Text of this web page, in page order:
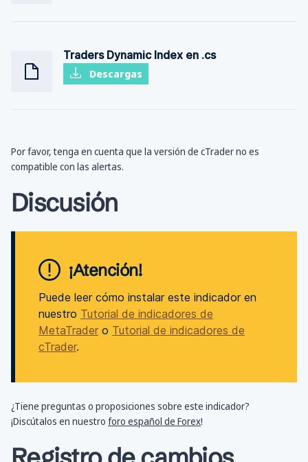
Traders Dynamic Index en .cs
Descargas
Por favor, tenga en cuenta que la versión de cTrader no es
compatible con las alertas.
Discusión
¡Atención!
Puede leer cómo instalar este indicador en
nuestro Tutorial de indicadores de
MetaTrader o Tutorial de indicadores de
cTrader.
¿Tiene preguntas o proposiciones sobre este indicador?
¡Discútalos en nuestro foro español de Forex!